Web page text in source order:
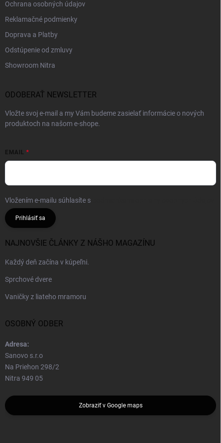
Ochrana osobných údajov
Reklamačné podmienky
Doprava a Platby
Odstúpenie od zmluvy
Showroom Nitra
ODOBERAŤ NEWSLETTER
Vložte svoj e-mail a my Vám budeme zasielať informácie o nových
produktoch na našom e-shope.
EMAIL
Vložením e-mailu súhlasíte s
Prihlásiť sa
NAJNOVŠIE ČLÁNKY Z NÁŠHO MAGAZÍNU
Každý deň začína v kúpeľni.
Sprchové dvere
Vaničky z liateho mramoru
OSOBNÝ ODBER
Adresa:
Sanovo s.r.o
Na Priehon 298/2
Nitra 949 05
Zobraziť v Google maps